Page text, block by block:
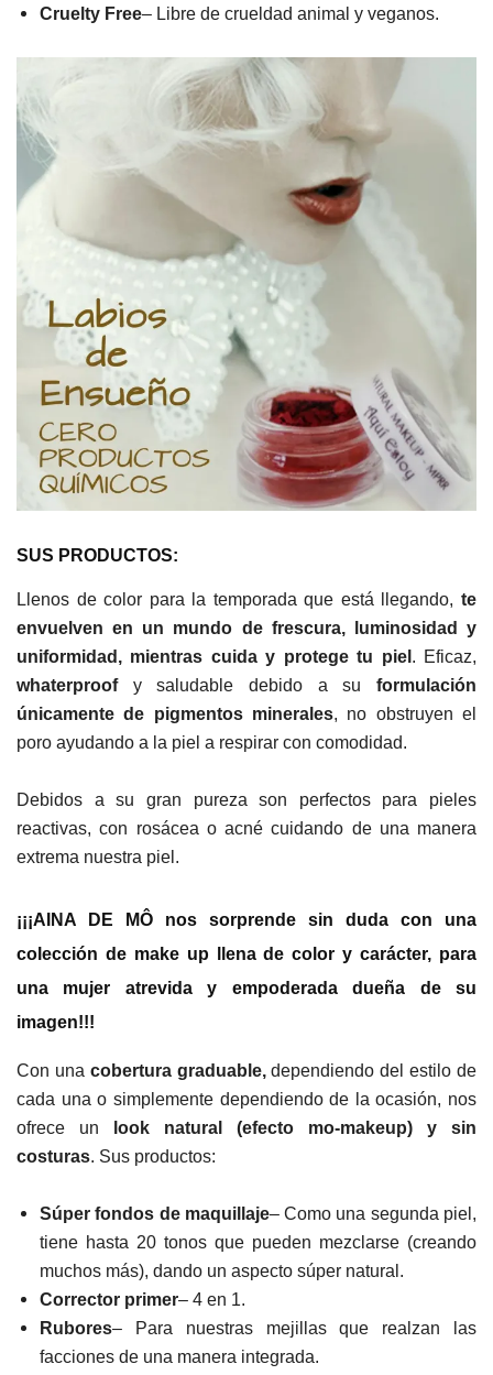
Cruelty Free– Libre de crueldad animal y veganos.
SUS PRODUCTOS:
Llenos de color para la temporada que está llegando, te
envuelven en un mundo de frescura, luminosidad y
uniformidad, mientras cuida y protege tu piel . Eficaz,
whaterproofy saludable debido a su formulación
únicamente de pigmentos minerales, no obstruyen el
poro ayudando a la piel a respirar con comodidad.
Debidos a su gran pureza son perfectos para pieles
reactivas, con rosácea o acné cuidando de una manera
extrema nuestra piel.
¡¡¡AINA DE MÔ nos sorprende sin duda con una
colección de make up llena de color y carácter, para
una mujer atrevida y empoderada dueña de su
imagen!!!
Con una cobertura graduable,dependiendo del estilo de
cada una o simplemente dependiendo de la ocasión, nos
ofrece un
look natural (efecto mo-makeup) y sin
costuras. Sus productos:
Súper fondos de maquillaje– Como una segunda piel,
tiene hasta 20 tonos que pueden mezclarse (creando
muchos más), dando un aspecto súper natural.
Corrector primer– 4 en 1.
Rubores– Para nuestras mejillas que realzan las
facciones de una manera integrada.